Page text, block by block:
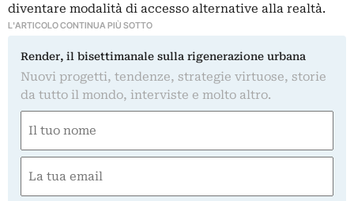
diventare modalità di accesso alternative alla realtà.
L'ARTICOLO CONTINUA PIÙ SOTTO
Render, il bisettimanale sulla rigenerazione urbana
Nuovi progetti, tendenze, strategie virtuose, storie
da tutto il mondo, interviste e molto altro.
(Required)
First
(Required)